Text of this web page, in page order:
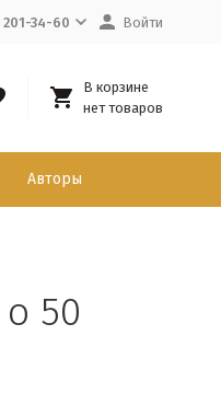
34-60 Войти
В корзине
нет товаров
Авторы
50